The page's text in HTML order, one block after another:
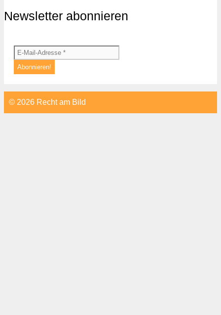
Newsletter abonnieren
© 2026 Recht am Bild